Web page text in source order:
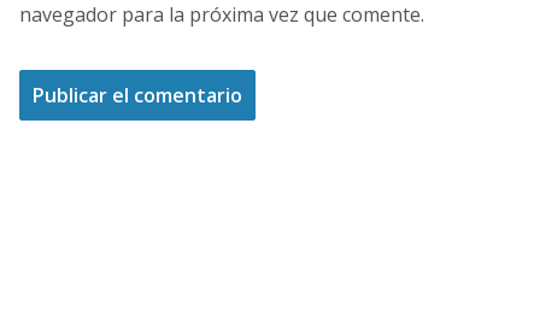
navegador para la próxima vez que comente.